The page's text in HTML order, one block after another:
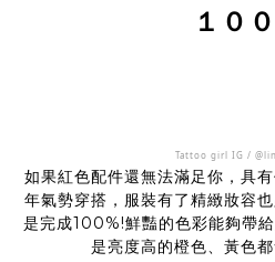
１０
Tattoo girl IG /
如果紅色配件還無法滿足你，具
年氣勢穿搭，服裝有了精緻妝容
是完成100%!鮮豔的色彩能夠帶
是亮度高的橙色、黃色都